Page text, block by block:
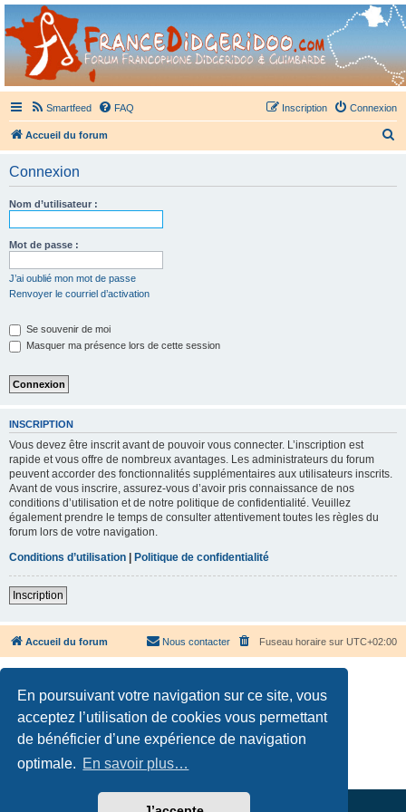
En poursuivant votre navigation sur ce site, vous
acceptez l’utilisation de cookies vous permettant
de bénéficier d’une expérience de navigation
optimale. En savoir plus…
France Didgeridoo
Didgeridoo et Guimbarde sur France Didgeridoo - retrouvez la communauté.
Smartfeed FAQ Connexion
Inscription
Accueil du forum
Connexion
Nom d’utilisateur :
Mot de passe :
J’ai oublié mon mot de passe
Renvoyer le courriel d’activation
Se souvenir de moi
Masquer ma présence lors de cette session
INSCRIPTION
Vous devez être inscrit avant de pouvoir vous connecter. L’inscription est
rapide et vous offre de nombreux avantages. Les administrateurs du forum
peuvent accorder des fonctionnalités supplémentaires aux utilisateurs inscrits.
Avant de vous inscrire, assurez-vous d’avoir pris connaissance de nos
conditions d’utilisation et de notre politique de confidentialité. Veuillez
également prendre le temps de consulter attentivement toutes les règles du
forum lors de votre navigation.
Conditions d’utilisation
Politique de confidentialité
Inscription
Accueil du forum Fuseau horaire sur UTC+02:00
Nous contacter
Développé parphpBB® Forum Software © phpBB Limited
Confidentialité